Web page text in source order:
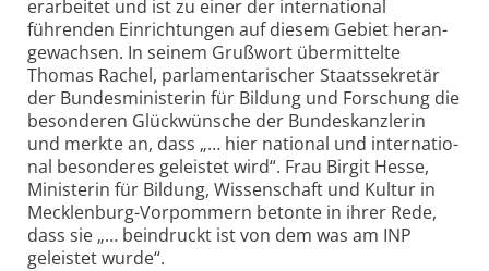
erarbeitet und ist zu einer der inter­national
führenden Ein­richtungen auf diesem Gebiet heran­
gewachsen. In seinem Gruß­wort übermittelte
Thomas Rachel, parla­mentarischer Staats­sekretär
der Bundes­ministerin für Bildung und Forschung die
besonderen Glück­wünsche der Bundes­kanzlerin
und merkte an, dass „… hier national und inter­natio­
nal besonderes geleistet wird“. Frau Birgit Hesse,
Ministerin für Bildung, Wissenschaft und Kultur in
Mecklenburg-Vorpommern betonte in ihrer Rede,
dass sie „… beindruckt ist von dem was am INP
geleistet wurde“.